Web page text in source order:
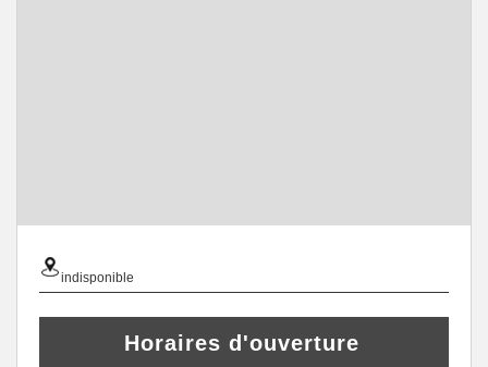
indisponible
Horaires d'ouverture